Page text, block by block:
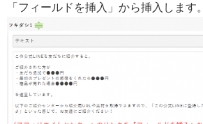
「フィールドを挿入」から挿入します。